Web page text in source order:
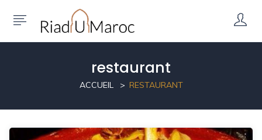
restaurant
ACCUEIL RESTAURANT